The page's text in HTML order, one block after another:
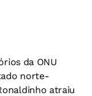
da ONU
norte-
atraiu